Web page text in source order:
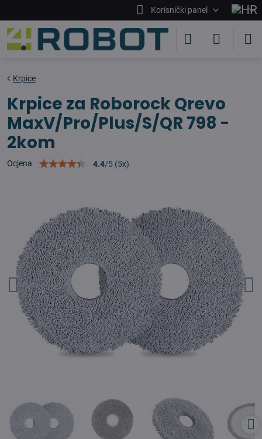
Korisnički panel
Krpice
Krpice za Roborock Qrevo
MaxV/Pro/Plus/S/QR 798 -
2kom
Ocjena 4.4/5 (5x)